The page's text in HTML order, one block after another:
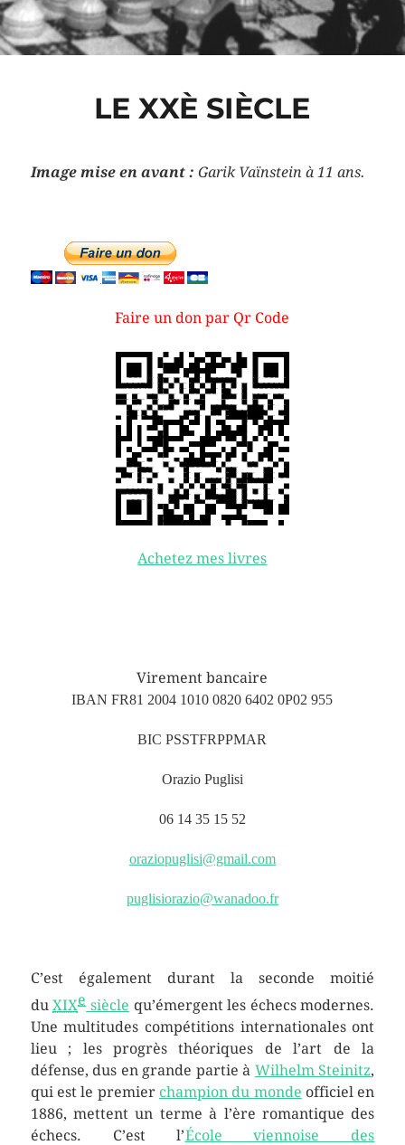
LE XXÈ SIÈCLE
Image mise en avant : Garik Vaïnstein à 11 ans.
Faire un don par Qr Code
Achetez mes livres
Virement bancaire
IBAN FR81 2004 1010 0820 6402 0P02 955
BIC PSSTFRPPMAR
Orazio Puglisi
06 14 35 15 52
oraziopuglisi@gmail.com
puglisiorazio@wanadoo.fr
C’est également durant la seconde moitié
duXIXesiècle qu’émergent les échecs modernes.
Une multitudes compétitions internationales ont
lieu ; les progrès théoriques de l’art de la
défense, dus en grande partie à Wilhelm Steinitz,
qui est le premier champion du monde officiel en
1886, mettent un terme à l’ère romantique des
échecs. C’est l’École viennoise des